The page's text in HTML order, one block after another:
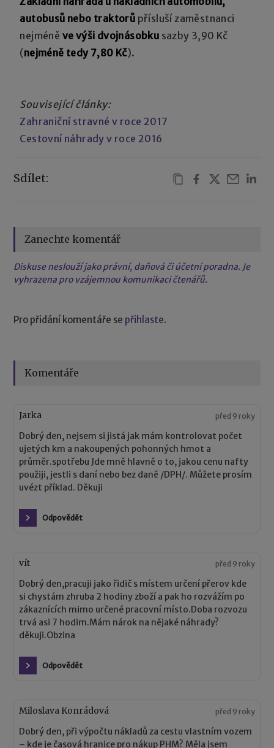
autobusů nebo traktorů přísluší zaměstnanci
nejméně ve výši dvojnásobku sazby 3,90 Kč
(nejméně tedy 7,80 Kč).
Související články:
Zahraniční stravné v roce 2017
Cestovní náhrady v roce 2016
Sdílet:
Zanechte komentář
Diskuse neslouží jako právní, daňová či účetní poradna. Je
vyhrazena pro vzájemnou komunikaci čtenářů.
Pro přidání komentáře se přihlaste.
Komentáře
Jarka před 9 roky
Dobrý den, nejsem si jistá jak mám kontrolovat počet
ujetých km a nakoupených pohonných hmot a
průměr.spotřebu Jde mně hlavně o to, jakou cenu nafty
použiji, jestli s daní nebo bez daně /DPH/. Můžete prosím
uvézt příklad. Děkuji
Odpovědět
vít před 9 roky
Dobrý den,pracuji jako řidič s místem určení přerov kde
si chystám zhruba 2 hodiny zboží a pak ho rozvážím po
zákaznících mimo určené pracovní místo.Doba rozvozu
trvá asi 7 hodim.Mám nárok na nějaké náhrady?
děkuji.Obzina
Odpovědět
Miloslava Konrádová před 9 roky
Dobrý den, při výpočtu nákladů za cestu vlastním vozem
– kde je časová hranice pro nákup PHM? Měla jsem